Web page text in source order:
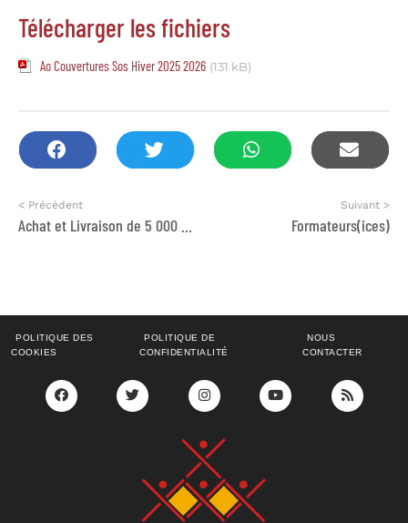
Télécharger les fichiers
Ao Couvertures Sos Hiver 2025 2026 (131 kB)
< Précédent Suivant >
Formateurs(ices)
POLITIQUE DES
COOKIES
POLITIQUE DE
CONFIDENTIALITÉ
NOUS
CONTACTER